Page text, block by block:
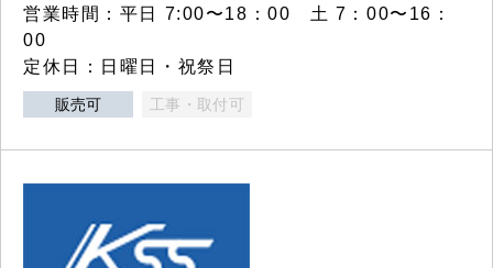
営業時間：平日 7:00〜18：00 土 7：00〜16：
00
定休日：日曜日・祝祭日
販売可 工事・取付可